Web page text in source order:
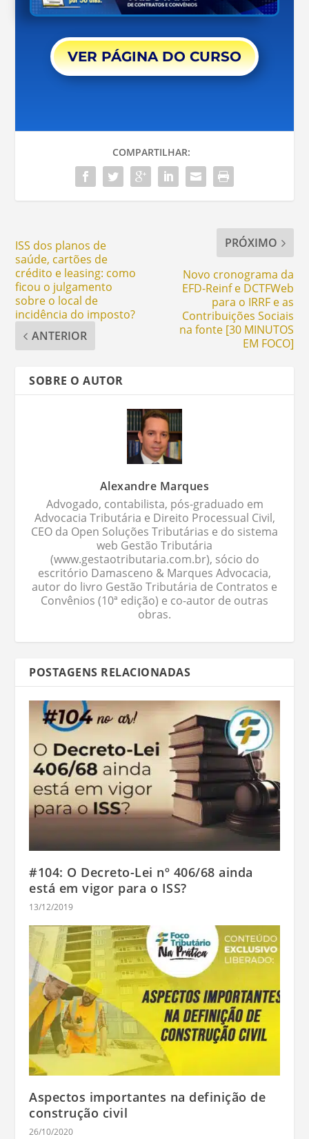
VER PÁGINA DO CURSO
COMPARTILHAR:
ISS dos planos de
saúde, cartões de
crédito e leasing: como
ficou o julgamento
sobre o local de
incidência do imposto?
ANTERIOR
PRÓXIMO
Novo cronograma da
EFD-Reinf e DCTFWeb
para o IRRF e as
Contribuições Sociais
na fonte [30 MINUTOS
EM FOCO]
SOBRE O AUTOR
Alexandre Marques
Advogado, contabilista, pós-graduado em
Advocacia Tributária e Direito Processual Civil,
CEO da Open Soluções Tributárias e do sistema
web Gestão Tributária
(www.gestaotributaria.com.br), sócio do
escritório Damasceno & Marques Advocacia,
autor do livro Gestão Tributária de Contratos e
Convênios (10ª edição) e co-autor de outras
obras.
POSTAGENS RELACIONADAS
#104: O Decreto-Lei nº 406/68 ainda
está em vigor para o ISS?
13/12/2019
Aspectos importantes na definição de
construção civil
26/10/2020